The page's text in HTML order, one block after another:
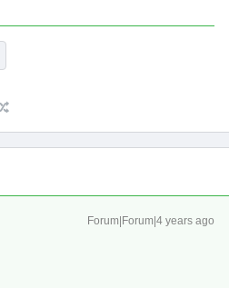
Forum|Forum|4 years ago